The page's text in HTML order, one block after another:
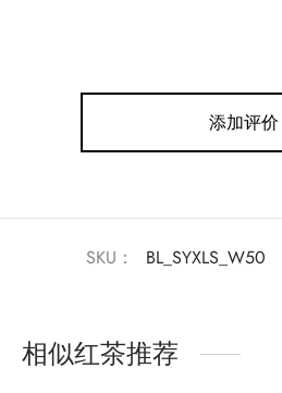
添加评价
SKU： BL_SYXLS_W50
相似红茶推荐